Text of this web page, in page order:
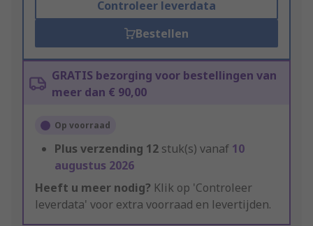
Controleer leverdata
Bestellen
GRATIS bezorging voor bestellingen van
meer dan € 90,00
Op voorraad
Plus verzending 12 stuk(s) vanaf 10
augustus 2026
Heeft u meer nodig? Klik op 'Controleer
leverdata' voor extra voorraad en levertijden.